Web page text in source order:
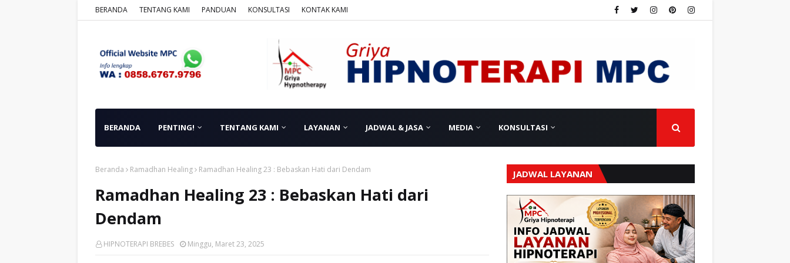
BERANDA TENTANG KAMI PANDUAN KONSULTASI KONTAK KAMI
BERANDA PENTING! TENTANG KAMI LAYANAN JADWAL & JASA MEDIA KONSULTASI
Beranda Ramadhan Healing Ramadhan Healing 23 : Bebaskan Hati dari Dendam
Ramadhan Healing 23 : Bebaskan Hati dari
Dendam
HIPNOTERAPI BREBES Minggu, Maret 23, 2025
JADWAL LAYANAN